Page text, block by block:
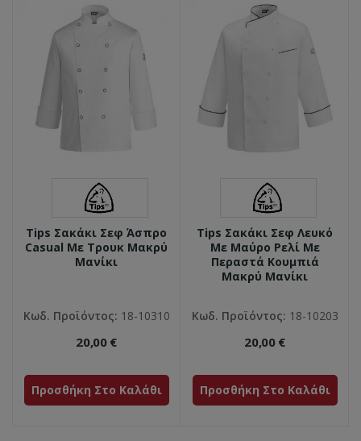
Tips Σακάκι Σεφ Άσπρο
Casual Με Τρουκ Μακρύ
Μανίκι
Κωδ. Προϊόντος: 18-10310
20,00 €
Προσθήκη Στο Καλάθι
Tips Σακάκι Σεφ Λευκό
Με Μαύρο Ρελί Με
Περαστά Κουμπιά
Μακρύ Μανίκι
Κωδ. Προϊόντος: 18-10203
20,00 €
Προσθήκη Στο Καλάθι